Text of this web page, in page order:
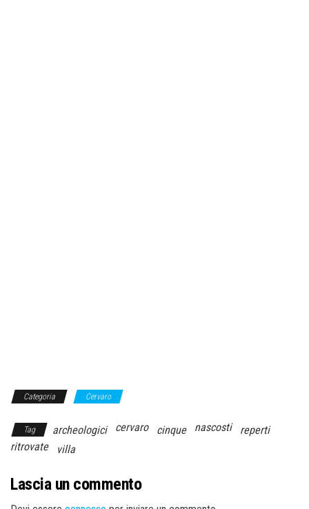
Categoria Cervaro
Tag archeologici cervaro cinque nascosti
reperti
ritrovate
villa
Lascia un commento